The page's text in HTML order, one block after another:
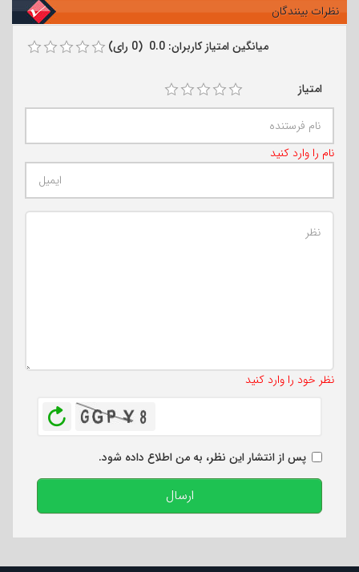
نظرات بینندگان
میانگین امتیاز کاربران: 0.0 (0 رای)
امتیاز
نام را وارد کنید
نظر خود را وارد کنید
پس از انتشار این نظر، به من اطلاع داده شود.
ارسال